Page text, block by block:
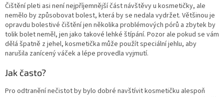
Čištění pleti asi není nejpříjemnější část návštěvy u kosmetičky, ale
nemělo by způsobovat bolest, která by se nedala vydržet. Většinou je
opravdu bolestivé čištění jen několika problémových pórů a zbytek by
tolik bolet neměl, jen jako takové lehké štípání. Pozor ale pokud se vám
dělá špatně z jehel, kosmetička může použít speciální jehlu, aby
narušila zanícený váček a lépe provedla vyjmutí.
Jak často?
Pro odtranění nečistot by bylo dobré navštívit kosmetičku alespoň